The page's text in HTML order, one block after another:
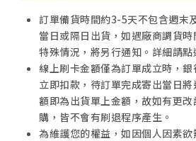
訂單備貨時間約3-5天不包含週末
當日或隔日出貨，如遇廠商調貨
特殊情況，將另行通知。詳細請點
線上刷卡金額僅為訂單成立時，
立即扣款，待訂單完成寄出當日
額即為出貨單上金額，故如有更
購，皆不會有刷退程序產生。
為維護您的權益，如因個人因素